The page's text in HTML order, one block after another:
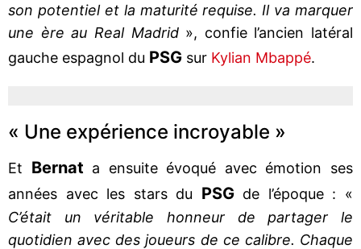
son potentiel et la maturité requise. Il va marquer
une ère au Real Madrid », confie l’ancien latéral
gauche espagnol du PSG sur Kylian Mbappé.
« Une expérience incroyable »
Et Bernat a ensuite évoqué avec émotion ses
années avec les stars du PSGde l’époque : «
C’était un véritable honneur de partager le
quotidien avec des joueurs de ce calibre. Chaque